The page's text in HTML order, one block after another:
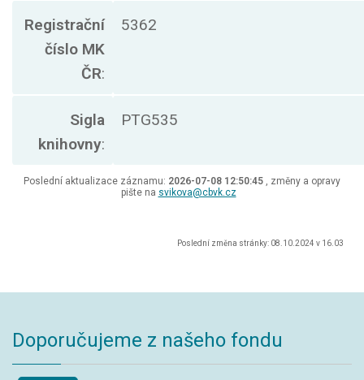
Registrační
číslo MK
ČR:
5362
Sigla
knihovny:
PTG535
Poslední aktualizace záznamu: 2026-07-08 12:50:45 , změny a opravy
pište na svikova@cbvk.cz
Poslední změna stránky: 08.10.2024 v 16.03
Doporučujeme z našeho fondu